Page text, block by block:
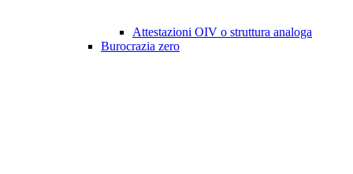
Attestazioni OIV o struttura analoga
Burocrazia zero